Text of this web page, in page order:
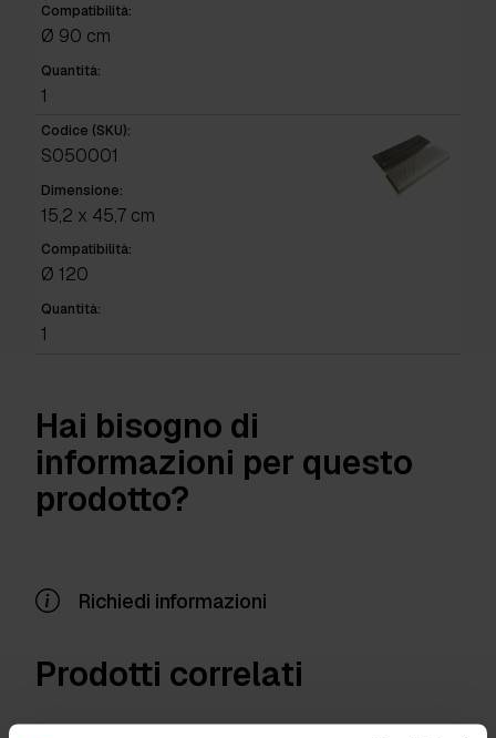
Compatibilità:
Ø 90 cm
Quantità:
1
Codice (SKU):
S050001
Dimensione:
15,2 x 45,7 cm
Compatibilità:
Ø 120
Quantità:
1
Hai bisogno di
informazioni per questo
prodotto?
Richiedi informazioni
Prodotti correlati